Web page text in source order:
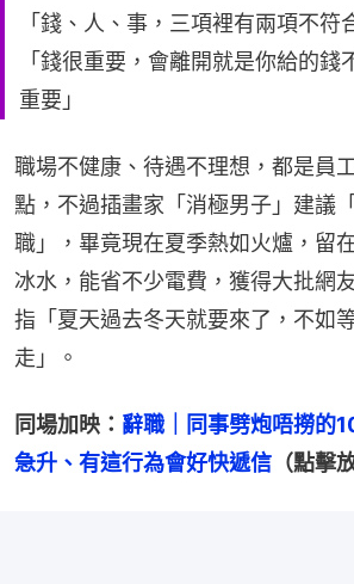
「錢、人、事，三項裡有兩項不符
「錢很重要，會離開就是你給的錢
重要」
職場不健康、待遇不理想，都是員
點，不過插畫家「消極男子」建議
職」，畢竟現在夏季熱如火爐，留
冰水，能省不少電費，獲得大批網
指「夏天過去冬天就要來了，不如
走」。
同場加映： 辭職｜同事劈炮唔撈的
急升、有這行為會好快遞信 （點